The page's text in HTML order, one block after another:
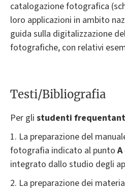
catalogazione fotografica
loro applicazioni in ambito
guida sulla digitalizzazione
fotografiche, con relativi
Testi/Bibliografia
Per gli studenti
1. La preparazione del
fotografia indicato al puntoA
integrato dallo studio degli
2. La preparazione dei